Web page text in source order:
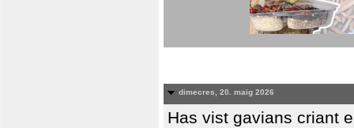
dimecres, 20. maig 2026
Has vist gavians criant